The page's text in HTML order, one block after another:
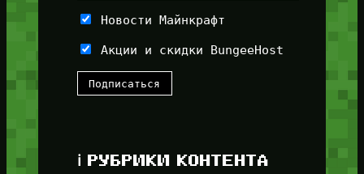
Новости Майнкрафт
Акции и скидки BungeeHost
ℹ️ РУБРИКИ КОНТЕНТА